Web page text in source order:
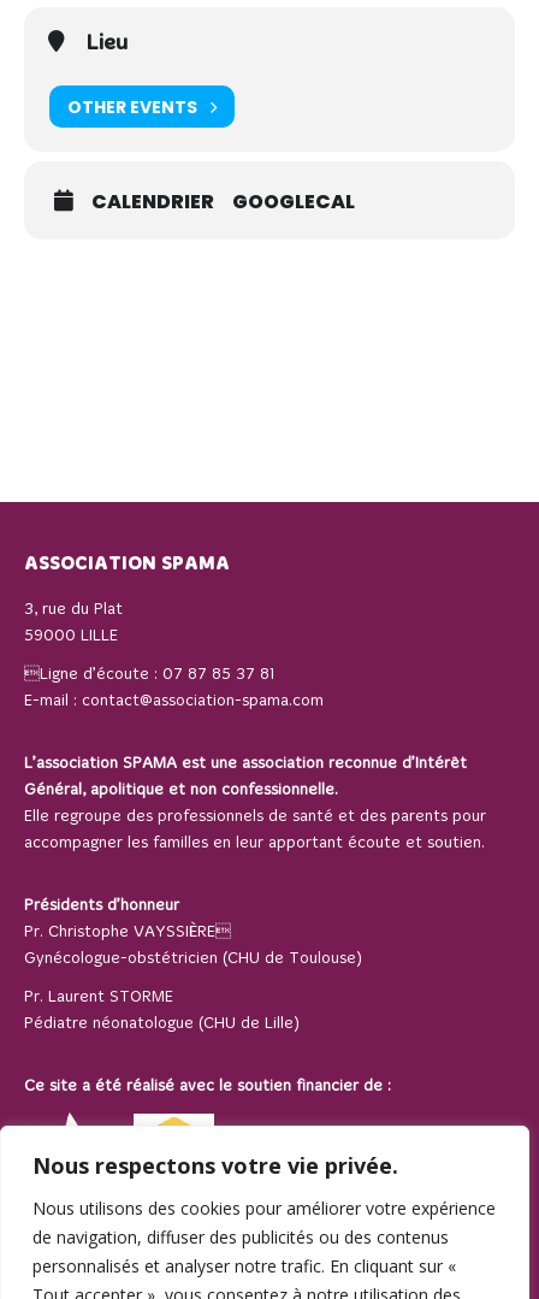
Nous respectons votre vie privée.
Nous utilisons des cookies pour améliorer votre expérience
de navigation, diffuser des publicités ou des contenus
personnalisés et analyser notre trafic. En cliquant sur «
Lieu
OTHER EVENTS
CALENDRIER GOOGLECAL
ASSOCIATION SPAMA
3, rue du Plat
59000 LILLE
Ligne d’écoute : 07 87 85 37 81
E-mail : contact@association-spama.com
L’association SPAMA est une association reconnue d’Intérêt
Général, apolitique et non confessionnelle.
Elle regroupe des professionnels de santé et des parents pour
accompagner les familles en leur apportant écoute et soutien.
Présidents d’honneur
Pr. Christophe VAYSSIÈRE
Gynécologue-obstétricien (CHU de Toulouse)
Pr. Laurent STORME
Pédiatre néonatologue (CHU de Lille)
Ce site a été réalisé avec le soutien financier de :